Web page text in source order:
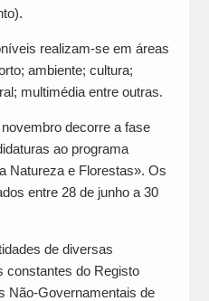
realizam-se em áreas
ambiente; cultura;
multimédia entre outras.
decorre a fase
ao programa
Natureza e Florestas». Os
entre 28 de junho a 30
de diversas
constantes do Registo
Não-Governamentais de